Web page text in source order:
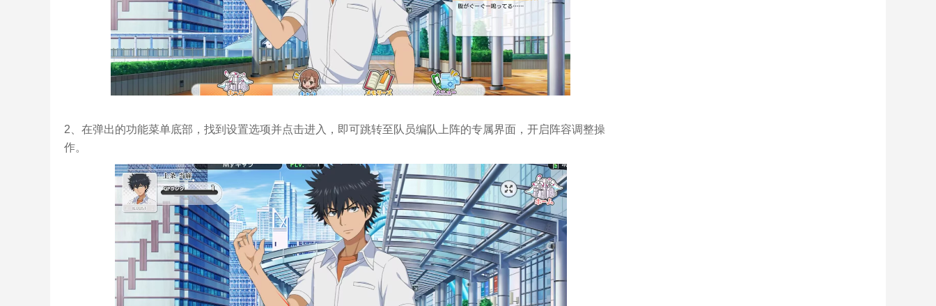
2、在弹出的功能菜单底部，找到设置选项并点击进入，即可跳转至队员编队上阵的专属界面，开启阵容调整操
作。